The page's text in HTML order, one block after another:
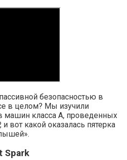
безопасностью в
в целом? Мы изучили
машин класса A, проведенных
вот какой оказалась пятерка
Spark